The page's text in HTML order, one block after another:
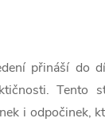
přináší do
Tento
i odpočinek,